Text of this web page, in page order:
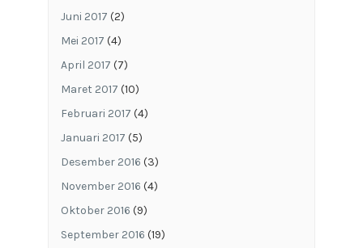
Juni 2017 (2)
Mei 2017 (4)
April 2017 (7)
Maret 2017 (10)
Februari 2017 (4)
Januari 2017 (5)
Desember 2016 (3)
November 2016 (4)
Oktober 2016 (9)
September 2016 (19)